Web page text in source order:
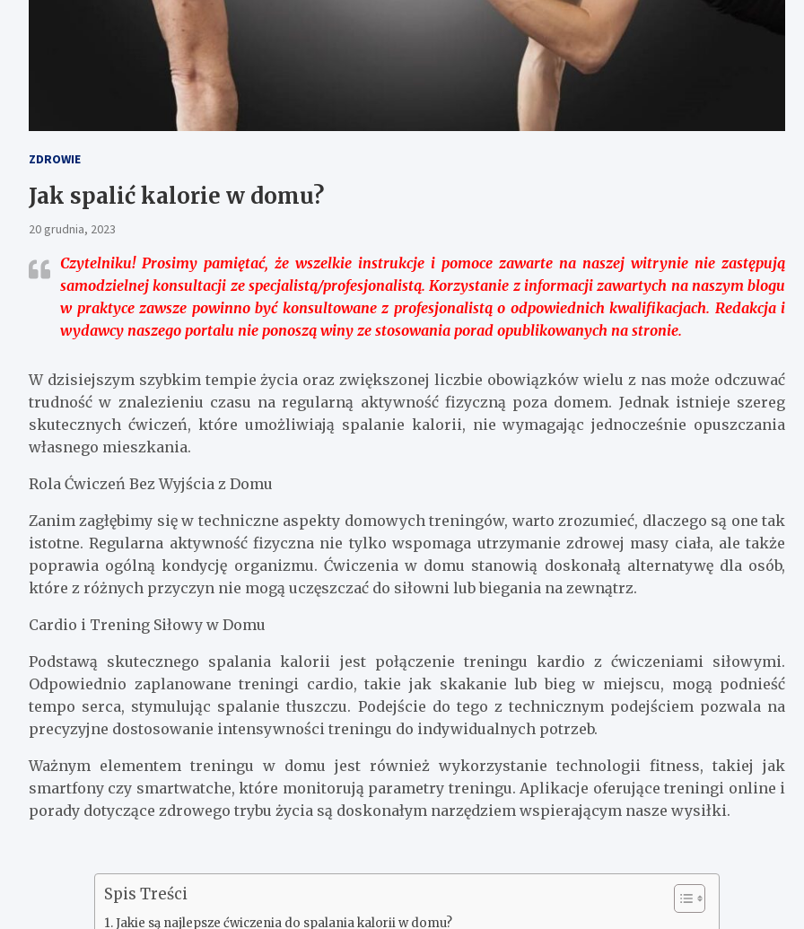
ZDROWIE
Jak spalić kalorie w domu?
20 grudnia, 2023
Czytelniku!Prosimy pamiętać, że wszelkie instrukcje i pomoce zawarte na naszej witrynie nie zastępują
samodzielnej konsultacji ze specjalistą/profesjonalistą. Korzystanie z informacji zawartych na naszym blogu
w praktyce zawsze powinno być konsultowane z profesjonalistą o odpowiednich kwalifikacjach. Redakcja i
wydawcy naszego portalu nie ponoszą winy ze stosowania porad opublikowanych na stronie.
W dzisiejszym szybkim tempie życia oraz zwiększonej liczbie obowiązków wielu z nas może odczuwać
trudność w znalezieniu czasu na regularną aktywność fizyczną poza domem. Jednak istnieje szereg
skutecznych ćwiczeń, które umożliwiają spalanie kalorii, nie wymagając jednocześnie opuszczania
własnego mieszkania.
Rola Ćwiczeń Bez Wyjścia z Domu
Zanim zagłębimy się w techniczne aspekty domowych treningów, warto zrozumieć, dlaczego są one tak
istotne. Regularna aktywność fizyczna nie tylko wspomaga utrzymanie zdrowej masy ciała, ale także
poprawia ogólną kondycję organizmu. Ćwiczenia w domu stanowią doskonałą alternatywę dla osób,
które z różnych przyczyn nie mogą uczęszczać do siłowni lub biegania na zewnątrz.
Cardio i Trening Siłowy w Domu
Podstawą skutecznego spalania kalorii jest połączenie treningu kardio z ćwiczeniami siłowymi.
Odpowiednio zaplanowane treningi cardio, takie jak skakanie lub bieg w miejscu, mogą podnieść
tempo serca, stymulując spalanie tłuszczu. Podejście do tego z technicznym podejściem pozwala na
precyzyjne dostosowanie intensywności treningu do indywidualnych potrzeb.
Ważnym elementem treningu w domu jest również wykorzystanie technologii fitness, takiej jak
smartfony czy smartwatche, które monitorują parametry treningu. Aplikacje oferujące treningi online i
porady dotyczące zdrowego trybu życia są doskonałym narzędziem wspierającym nasze wysiłki.
Spis Treści
Jakie są najlepsze ćwiczenia do spalania kalorii w domu?